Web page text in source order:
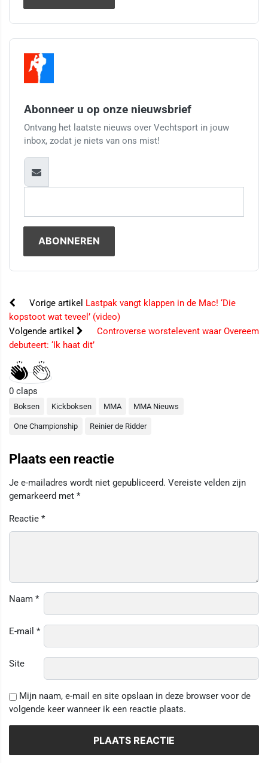
Abonneer u op onze nieuwsbrief
Ontvang het laatste nieuws over Vechtsport in jouw
inbox, zodat je niets van ons mist!
Vorige artikel Lastpak vangt klappen in de Mac! ‘Die
kopstoot wat teveel’ (video)
Volgende artikel
Controverse worstelevent waar Overeem
debuteert: ‘Ik haat dit’
0 claps
Boksen Kickboksen MMA MMA Nieuws
One Championship Reinier de Ridder
Plaats een reactie
Je e-mailadres wordt niet gepubliceerd. Vereiste velden zijn
gemarkeerd met *
Reactie *
Naam *
E-mail *
Site
Mijn naam, e-mail en site opslaan in deze browser voor de
volgende keer wanneer ik een reactie plaats.